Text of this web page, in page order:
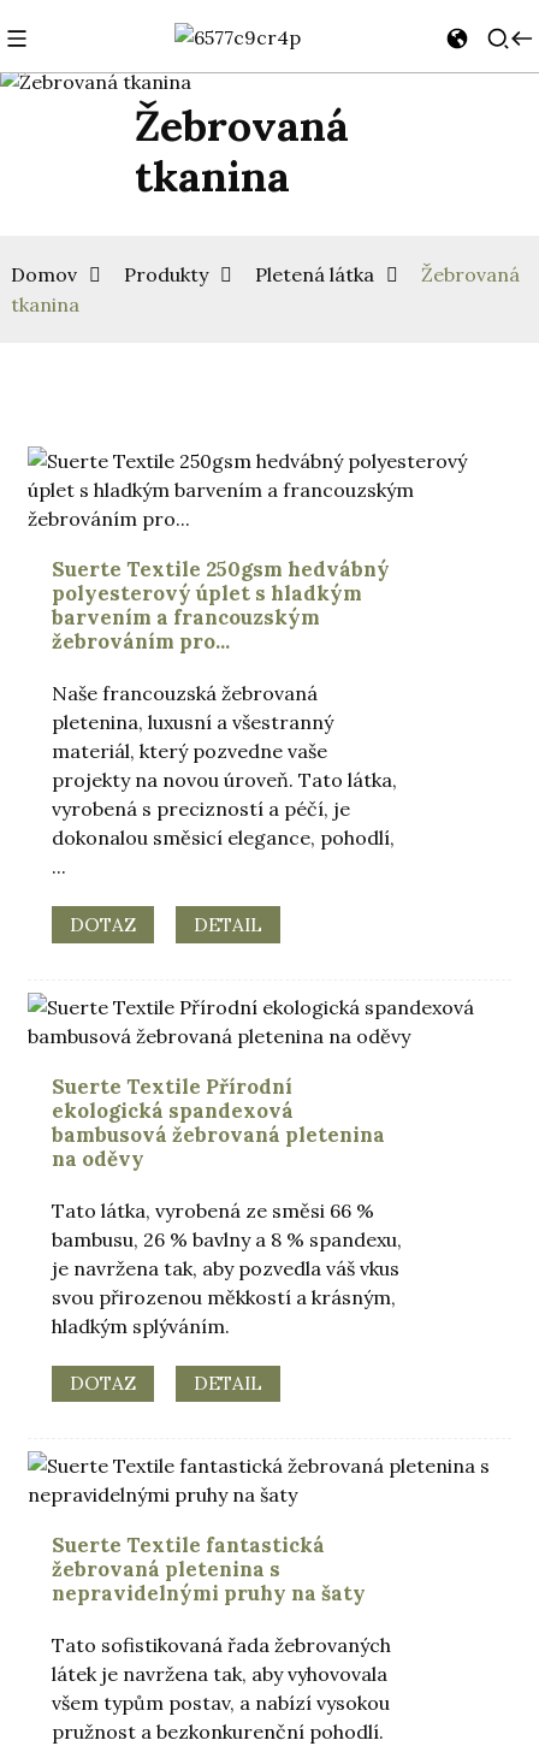
Žebrovaná
tkanina
Domov Produkty Pletená látka
Žebrovaná
tkanina
Suerte Textile 250gsm hedvábný
polyesterový úplet s hladkým
barvením a francouzským
žebrováním pro...
Naše francouzská žebrovaná
pletenina, luxusní a všestranný
materiál, který pozvedne vaše
projekty na novou úroveň. Tato látka,
vyrobená s precizností a péčí, je
dokonalou směsicí elegance, pohodlí,
...
DOTAZ DETAIL
Suerte Textile Přírodní
ekologická spandexová
bambusová žebrovaná pletenina
na oděvy
Tato látka, vyrobená ze směsi 66 %
bambusu, 26 % bavlny a 8 % spandexu,
je navržena tak, aby pozvedla váš vkus
svou přirozenou měkkostí a krásným,
hladkým splýváním.
DOTAZ DETAIL
Suerte Textile fantastická
žebrovaná pletenina s
nepravidelnými pruhy na šaty
Tato sofistikovaná řada žebrovaných
látek je navržena tak, aby vyhovovala
všem typům postav, a nabízí vysokou
pružnost a bezkonkurenční pohodlí.